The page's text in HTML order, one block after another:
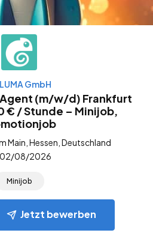
GmbH
(m/w/d) Frankfurt
€ / Stunde – Minijob,
Main, Hessen, Deutschland
02/08/2026
Minijob
Jetzt bewerben